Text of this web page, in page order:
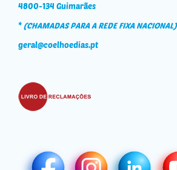
4800-134 Guimarães
*(CHAMADAS PARA A REDE FIXA NACIONAL)
geral@coelhoedias.pt